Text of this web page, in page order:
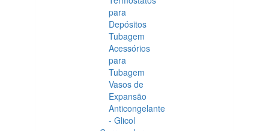
para
Depósitos
Tubagem
Acessórios
para
Tubagem
Vasos de
Expansão
Anticongelante
- Glicol